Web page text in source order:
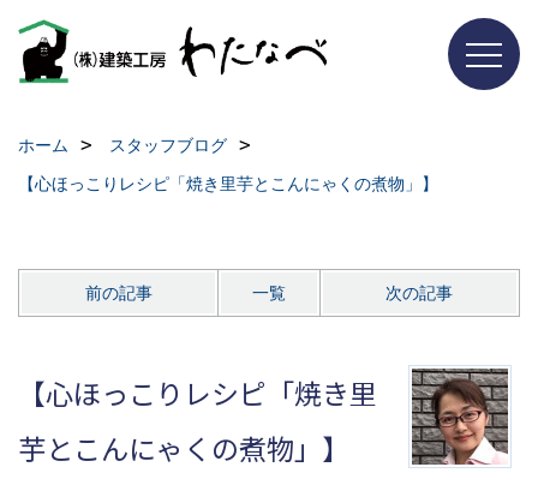
ホーム
スタッフブログ
【心ほっこりレシピ「焼き里芋とこんにゃくの煮物」】
前の記事 一覧 次の記事
【心ほっこりレシピ「焼き里
芋とこんにゃくの煮物」】